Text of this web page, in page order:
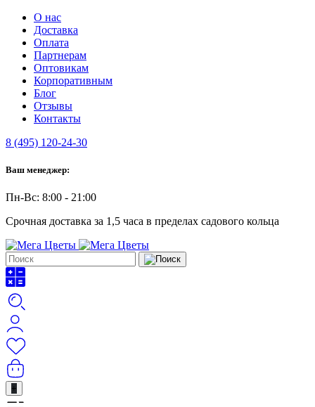
О нас
Доставка
Оплата
Партнерам
Оптовикам
Корпоративным
Блог
Отзывы
Контакты
8 (495) 120-24-30
Ваш менеджер:
Пн-Вс: 8:00 - 21:00
Срочная доставка за 1,5 часа в пределах садового кольца
+